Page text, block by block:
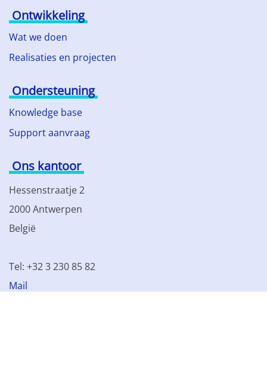
Ontwikkeling
Wat we doen
Realisaties en projecten
Ondersteuning
Knowledge base
Support aanvraag
Ons kantoor
Hessenstraatje 2
2000 Antwerpen
België
Tel: +32 3 230 85 82
Mail